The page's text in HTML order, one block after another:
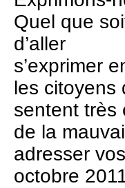
Quel que
d’aller
s’exprimer
les citoyens
sentent très
de la
adresser
octobre